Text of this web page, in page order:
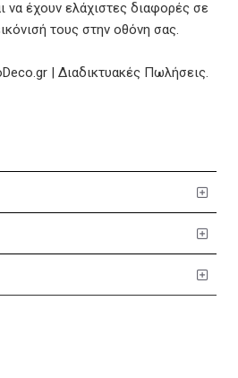
να έχουν ελάχιστες διαφορές σε
τους στην οθόνη σας.
| Διαδικτυακές Πωλήσεις.